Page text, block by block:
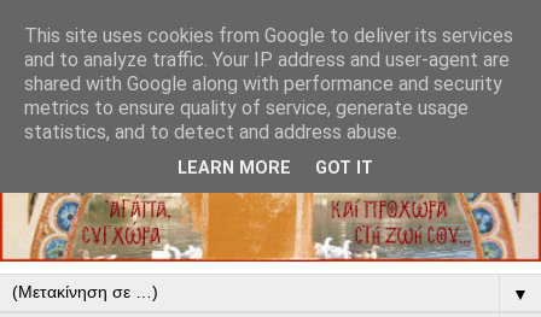
▼
This site uses cookies from Google to deliver its services
and to analyze traffic. Your IP address and user-agent are
shared with Google along with performance and security
metrics to ensure quality of service, generate usage
statistics, and to detect and address abuse.
LEARN MORE GOT IT